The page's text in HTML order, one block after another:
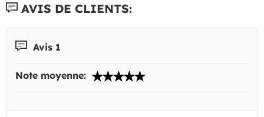
AVIS DE CLIENTS:
Avis 1
Note moyenne: